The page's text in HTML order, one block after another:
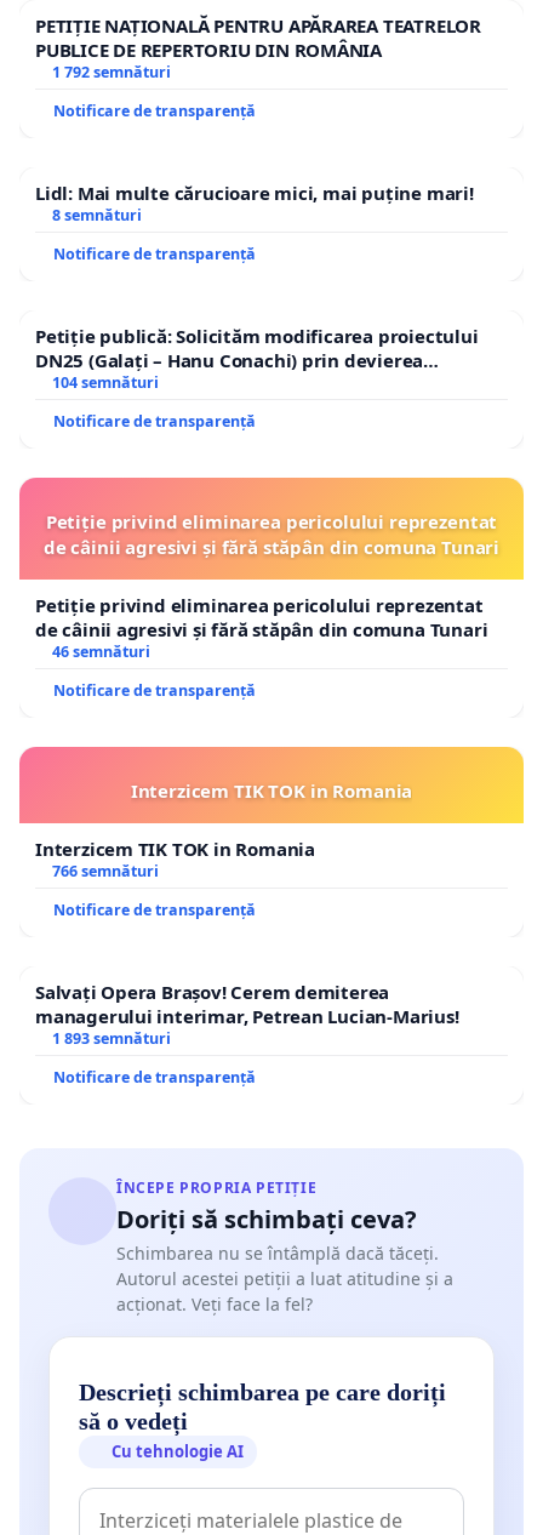
PETIȚIE NAȚIONALĂ PENTRU APĂRAREA TEATRELOR
PUBLICE DE REPERTORIU DIN ROMÂNIA
1 792 semnături
Notificare de transparență
Lidl: Mai multe cărucioare mici, mai puține mari!
8 semnături
Notificare de transparență
Petiție publică: Solicităm modificarea proiectului
DN25 (Galați – Hanu Conachi) prin devierea
traseului în afara localităților!
104 semnături
Notificare de transparență
Petiție privind eliminarea pericolului reprezentat
de câinii agresivi și fără stăpân din comuna Tunari
Petiție privind eliminarea pericolului reprezentat
de câinii agresivi și fără stăpân din comuna Tunari
46 semnături
Notificare de transparență
Interzicem TIK TOK in Romania
Interzicem TIK TOK in Romania
766 semnături
Notificare de transparență
Salvați Opera Brașov! Cerem demiterea
managerului interimar, Petrean Lucian-Marius!
1 893 semnături
Notificare de transparență
ÎNCEPE PROPRIA PETIȚIE
Doriți să schimbați ceva?
Schimbarea nu se întâmplă dacă tăceți.
Autorul acestei petiții a luat atitudine și a
acționat. Veți face la fel?
Descrieți schimbarea pe care doriți
să o vedeți
Cu tehnologie AI